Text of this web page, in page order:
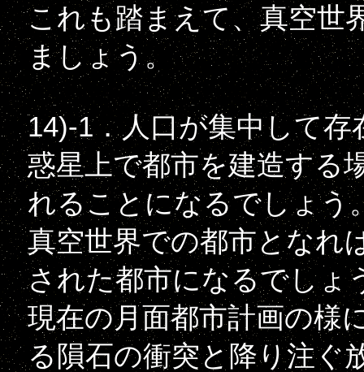
これも踏まえて、真空世
ましょう。
14)-1．人口が集中して
惑星上で都市を建造する
れることになるでしょう
真空世界での都市となれ
された都市になるでしょ
現在の月面都市計画の様
る隕石の衝突と降り注ぐ